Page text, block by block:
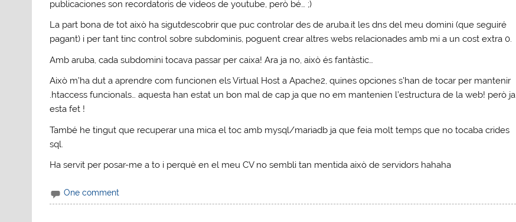
publicaciones son recordatoris de videos de youtube, però bé… ;)
La part bona de tot això ha sigutdescobrir que puc controlar des de aruba.it les dns del meu domini (que seguiré
pagant) i per tant tinc control sobre subdominis, poguent crear altres webs relacionades amb mi a un cost extra 0.
Amb aruba, cada subdomini tocava passar per caixa! Ara ja no, això és fantàstic…
Això m’ha dut a aprendre com funcionen els Virtual Host a Apache2, quines opciones s’han de tocar per mantenir
.htaccess funcionals… aquesta han estat un bon mal de cap ja que no em mantenien l’estructura de la web! però ja
esta fet !
També he tingut que recuperar una mica el toc amb mysql/mariadb ja que feia molt temps que no tocaba crides
sql.
Ha servit per posar-me a to i perquè en el meu CV no sembli tan mentida això de servidors hahaha
One comment